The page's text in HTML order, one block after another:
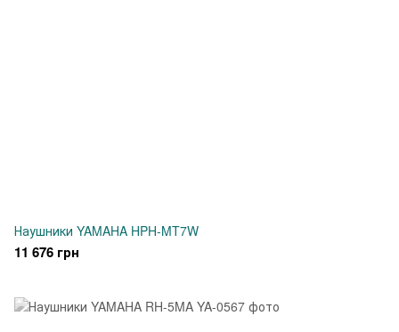
Наушники YAMAHA HPH-MT7W
11 676 грн